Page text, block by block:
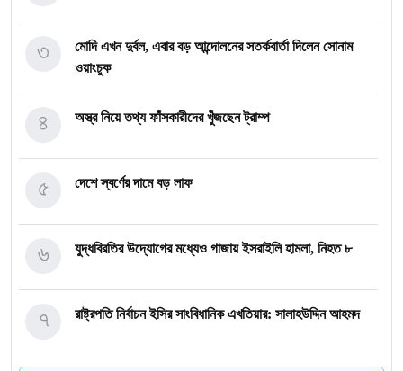
মোদি এখন দুর্বল, এবার বড় আন্দোলনের সতর্কবার্তা দিলেন সোনাম
ওয়াংচুক
৩
অস্ত্র নিয়ে তথ্য ফাঁসকারীদের খুঁজছেন ট্রাম্প
৪
দেশে স্বর্ণের দামে বড় লাফ
৫
যুদ্ধবিরতির উদ্যোগের মধ্যেও গাজায় ইসরাইলি হামলা, নিহত ৮
৬
রাষ্ট্রপতি নির্বাচন ইসির সাংবিধানিক এখতিয়ার: সালাহউদ্দিন আহমদ
৭